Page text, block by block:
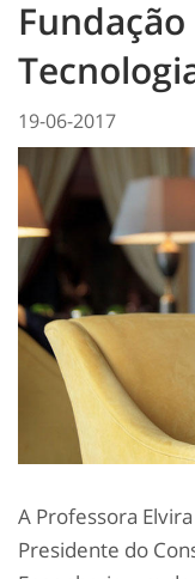
19-06-2017
A Professora
Presidente do